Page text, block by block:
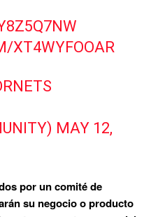
XT4WYFOOAR
MAY 12,
por un comité de
su negocio o producto